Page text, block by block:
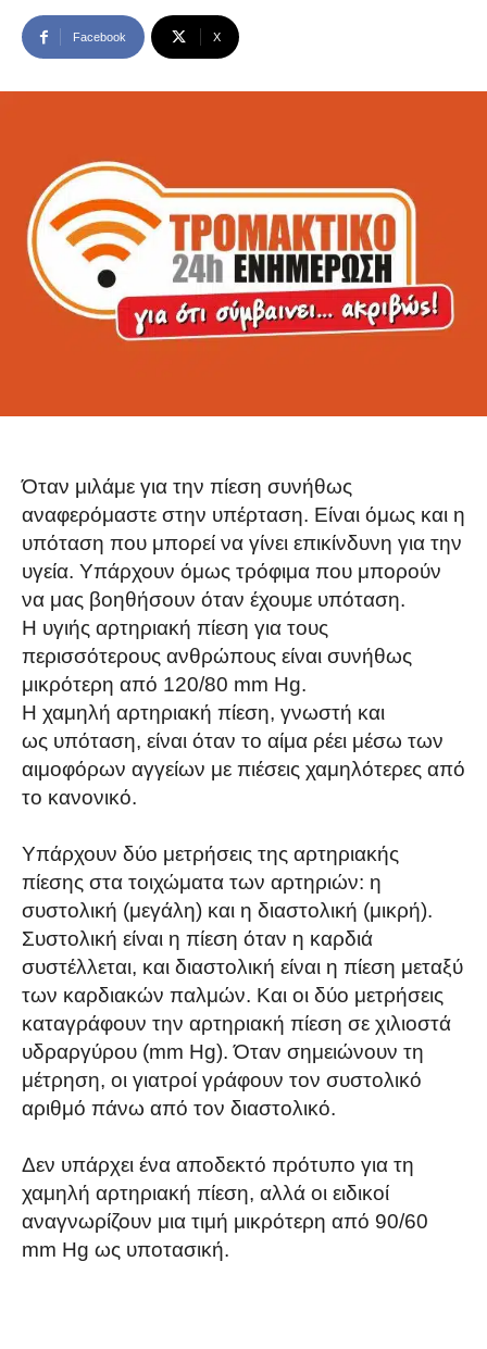
Facebook X
Όταν μιλάμε για την πίεση συνήθως
αναφερόμαστε στην υπέρταση. Είναι όμως και η
υπόταση που μπορεί να γίνει επικίνδυνη για την
υγεία. Υπάρχουν όμως τρόφιμα που μπορούν
να μας βοηθήσουν όταν έχουμε υπόταση.
Η υγιής αρτηριακή πίεση για τους
περισσότερους ανθρώπους είναι συνήθως
μικρότερη από 120/80 mm Hg.
Η χαμηλή αρτηριακή πίεση, γνωστή και
ως υπόταση, είναι όταν το αίμα ρέει μέσω των
αιμοφόρων αγγείων με πιέσεις χαμηλότερες από
το κανονικό.
Υπάρχουν δύο μετρήσεις της αρτηριακής
πίεσης στα τοιχώματα των αρτηριών: η
συστολική (μεγάλη) και η διαστολική (μικρή).
Συστολική είναι η πίεση όταν η καρδιά
συστέλλεται, και διαστολική είναι η πίεση μεταξύ
των καρδιακών παλμών. Και οι δύο μετρήσεις
καταγράφουν την αρτηριακή πίεση σε χιλιοστά
υδραργύρου (mm Hg). Όταν σημειώνουν τη
μέτρηση, οι γιατροί γράφουν τον συστολικό
αριθμό πάνω από τον διαστολικό.
Δεν υπάρχει ένα αποδεκτό πρότυπο για τη
χαμηλή αρτηριακή πίεση, αλλά οι ειδικοί
αναγνωρίζουν μια τιμή μικρότερη από 90/60
mm Hg ως υποτασική.